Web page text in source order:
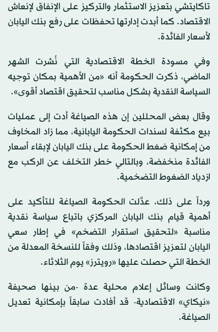
تاكايتشي بتعزيز الاستثمار والتركيز على الإنفاق لإنعاش
الاقتصاد. كما أبدت إدارتها تحفظات على رفع بنك اليابان
لأسعار الفائدة.
وفي مسودة الخطة الاقتصادية التي نُشرت الشهر
الماضي، ذكرت الحكومة أنه «من الأهمية بمكان توجيه
السياسة النقدية بشكل مناسب لتحقيق اقتصاد أقوى».
وقال بعض المحللين إن هذه الصياغة أدت إلى عمليات
بيع مكثفة لسندات الحكومة اليابانية، مما زاد المخاوف
من إمكانية ضغط الحكومة على بنك اليابان لإبقاء أسعار
الفائدة منخفضة، وبالتالي خطر التخلف عن الركب مع
ازدياد الضغوط التضخمية.
ورداً على ذلك، عدَّلت الحكومة الصياغة للتأكيد على
أهمية قيام بنك اليابان المركزي باتباع سياسة نقدية
مناسبة «لتحقيق استقرار التضخم» في إطار سعي
اليابان لتعزيز اقتصادها، وذلك وفقاً للنسخة المعدلة من
الخطة التي حصلت عليها «رويترز» يوم الثلاثاء.
وكانت وسائل إعلام محلية عدة -من بينها صحيفة
«نيكاي» الاقتصادية- قد أفادت سابقاً بإمكانية تعديل
الصياغة.